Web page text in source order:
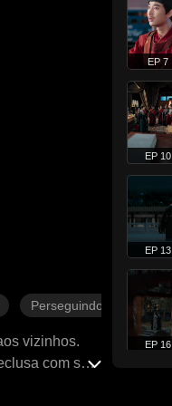
Perseguindo o marido
vizinhos.
com seu
EP 7
EP 10
EP 13
EP 16